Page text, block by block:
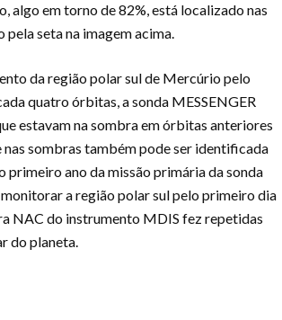
algo em torno de 82%, está localizado nas
pela seta na imagem acima.
da região polar sul de Mercúrio pelo
quatro órbitas, a sonda MESSENGER
estavam na sombra em órbitas anteriores
sombras também pode ser identificada
primeiro ano da missão primária da sonda
a região polar sul pelo primeiro dia
NAC do instrumento MDIS fez repetidas
do planeta.